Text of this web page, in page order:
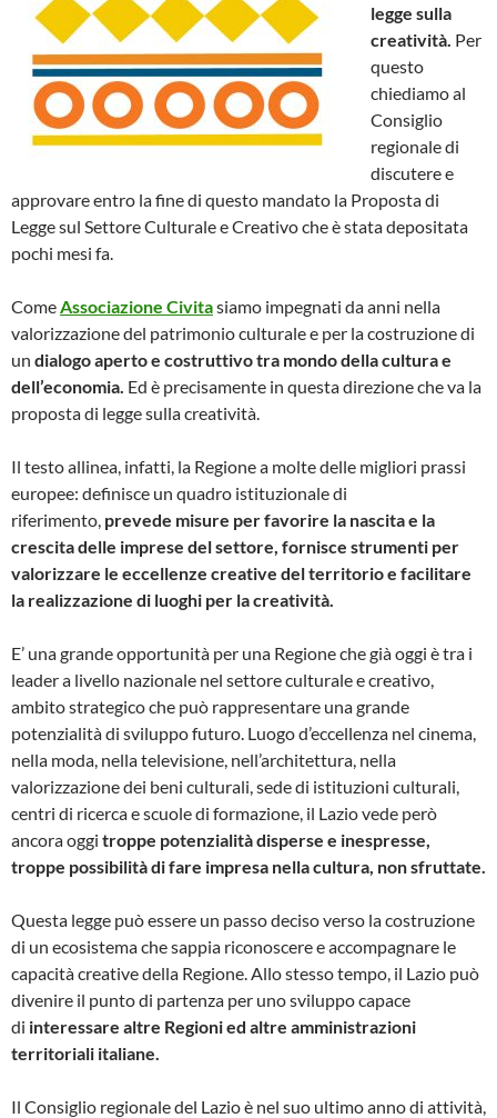
legge sulla
creatività. Per
questo
chiediamo al
Consiglio
regionale di
discutere e
approvare entro la fine di questo mandato la Proposta di
Legge sul Settore Culturale e Creativo che è stata depositata
pochi mesi fa.
Come Associazione Civitasiamo impegnati da anni nella
valorizzazione del patrimonio culturale e per la costruzione di
un dialogo aperto e costruttivo tra mondo della cultura e
dell’economia. Ed è precisamente in questa direzione che va la
proposta di legge sulla creatività.
Il testo allinea, infatti, la Regione a molte delle migliori prassi
europee: definisce un quadro istituzionale di
riferimento, prevede misure per favorire la nascita e la
crescita delle imprese del settore, fornisce strumenti per
valorizzare le eccellenze creative del territorio e facilitare
la realizzazione di luoghi per la creatività.
E’ una grande opportunità per una Regione che già oggi è tra i
leader a livello nazionale nel settore culturale e creativo,
ambito strategico che può rappresentare una grande
potenzialità di sviluppo futuro. Luogo d’eccellenza nel cinema,
nella moda, nella televisione, nell’architettura, nella
valorizzazione dei beni culturali, sede di istituzioni culturali,
centri di ricerca e scuole di formazione, il Lazio vede però
ancora oggi troppe potenzialità disperse e inespresse,
troppe possibilità di fare impresa nella cultura, non sfruttate.
Questa legge può essere un passo deciso verso la costruzione
di un ecosistema che sappia riconoscere e accompagnare le
capacità creative della Regione. Allo stesso tempo, il Lazio può
divenire il punto di partenza per uno sviluppo capace
di interessare altre Regioni ed altre amministrazioni
territoriali italiane.
Il Consiglio regionale del Lazio è nel suo ultimo anno di attività,